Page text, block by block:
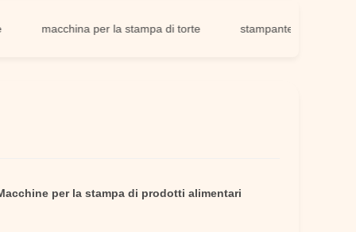
macchina per la stampa di torte stampante per fogli di
per la stampa di prodotti alimentari